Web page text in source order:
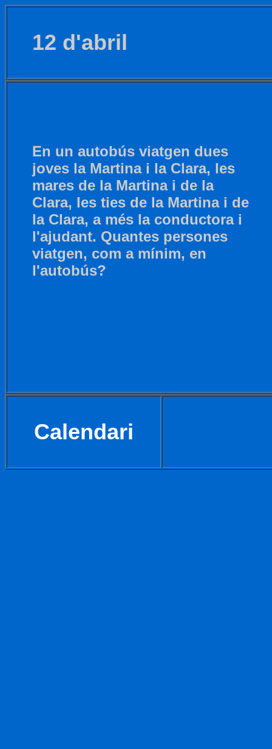
12 d'abril
En un autobús viatgen dues
joves la Martina i la Clara, les
mares de la Martina i de la
Clara, les ties de la Martina i de
la Clara, a més la conductora i
l'ajudant. Quantes persones
viatgen, com a mínim, en
l'autobús?
Calendari